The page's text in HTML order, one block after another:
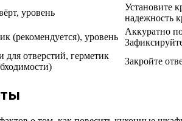
уровень
Установите
надежность
(рекомендуется), уровень
Аккуратно
для отверстий, герметик
Закройте